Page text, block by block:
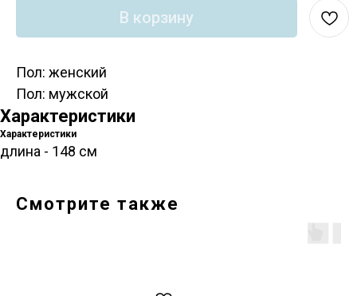
В корзину
Пол: женский
Пол: мужской
Характеристики
Характеристики
длина - 148 см
Смотрите также